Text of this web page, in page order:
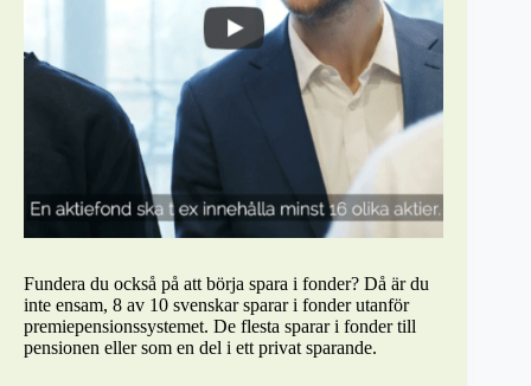
Fundera du också på att börja spara i fonder? Då är du
inte ensam, 8 av 10 svenskar sparar i fonder utanför
premiepensionssystemet. De flesta sparar i fonder till
pensionen eller som en del i ett privat sparande.